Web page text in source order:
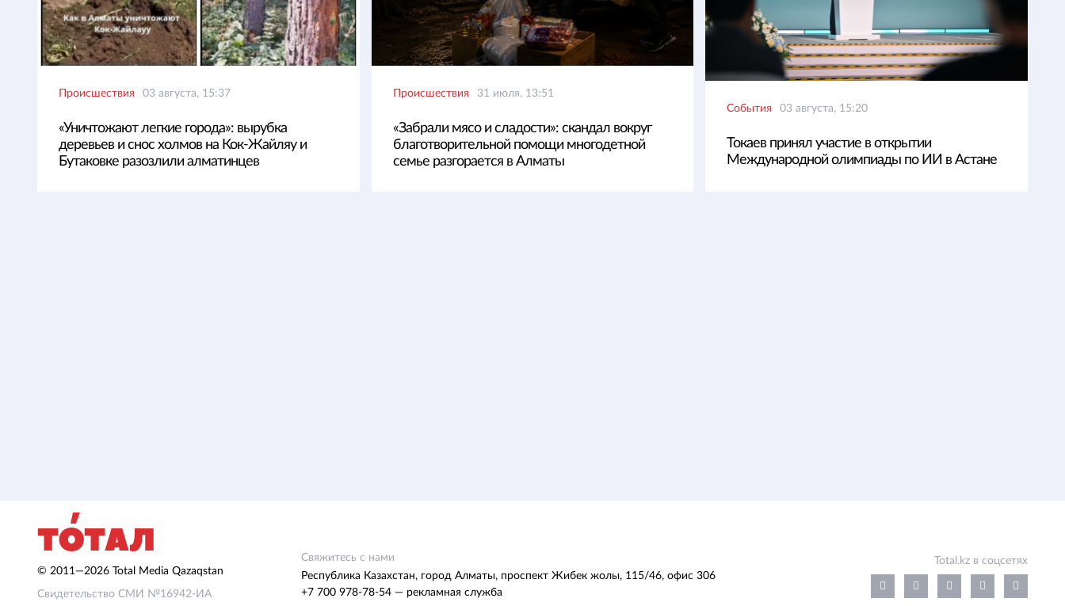
Происшествия 03 августа, 15:37
«Уничтожают легкие города»: вырубка
деревьев и снос холмов на Кок-Жайляу и
Бутаковке разозлили алматинцев
Происшествия 31 июля, 13:51
«Забрали мясо и сладости»: скандал вокруг
благотворительной помощи многодетной
семье разгорается в Алматы
События 03 августа, 15:20
Токаев принял участие в открытии
Международной олимпиады по ИИ в Астане
© 2011—2026 Total Media Qazaqstan
Свидетельство СМИ №16942-ИА
Свяжитесь с нами
Республика Казахстан, город Алматы, проспект Жибек жолы, 115/46, офис 306
+7 700 978-78-54 — рекламная служба
Total.kz в соцсетях